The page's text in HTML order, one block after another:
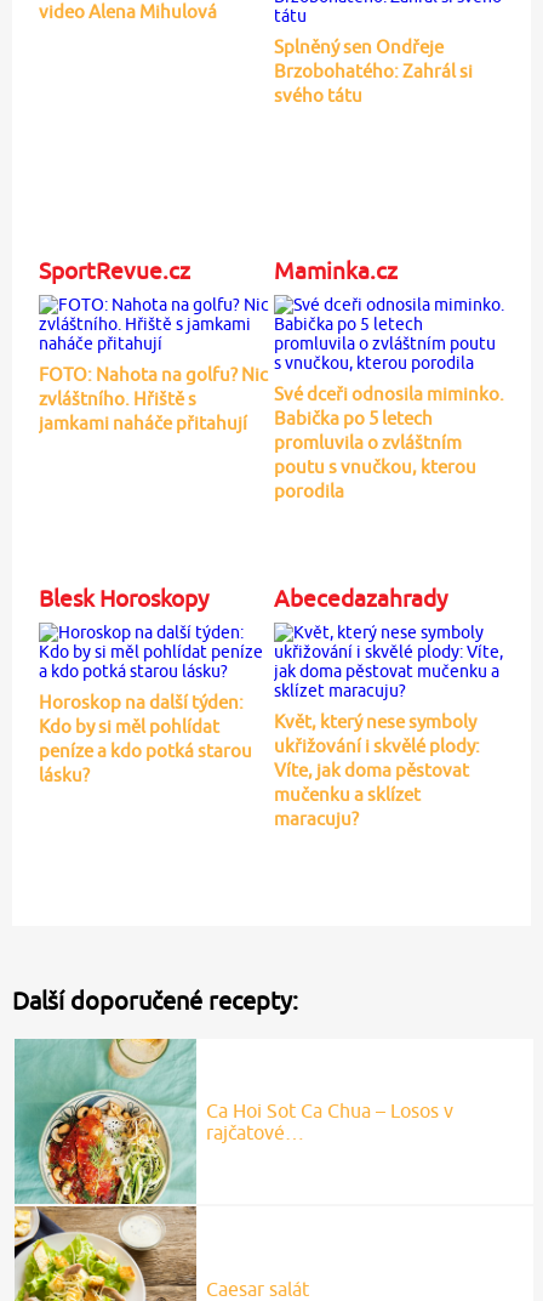
video Alena Mihulová
Splněný sen Ondřeje
Brzobohatého: Zahrál si
svého tátu
SportRevue.cz
FOTO: Nahota na golfu? Nic
zvláštního. Hřiště s
jamkami naháče přitahují
Maminka.cz
Své dceři odnosila miminko.
Babička po 5 letech
promluvila o zvláštním
poutu s vnučkou, kterou
porodila
Blesk Horoskopy
Horoskop na další týden:
Kdo by si měl pohlídat
peníze a kdo potká starou
lásku?
Abecedazahrady
Květ, který nese symboly
ukřižování i skvělé plody:
Víte, jak doma pěstovat
mučenku a sklízet
maracuju?
Další doporučené recepty:
Ca Hoi Sot Ca Chua – Losos v
rajčatové…
Caesar salát